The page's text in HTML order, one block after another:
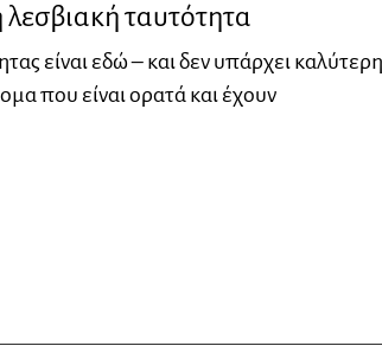
λεσβιακή ταυτότητα
είναι εδώ – και δεν υπάρχει καλύτερη
που είναι ορατά και έχουν